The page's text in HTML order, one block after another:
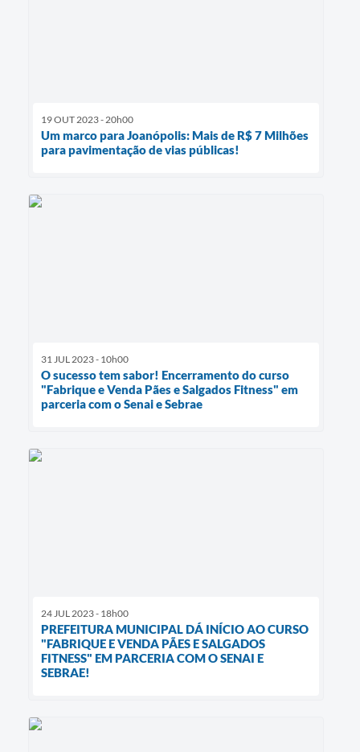
19 OUT 2023 - 20h00
Um marco para Joanópolis: Mais de R$ 7 Milhões
para pavimentação de vias públicas!
31 JUL 2023 - 10h00
O sucesso tem sabor! Encerramento do curso
"Fabrique e Venda Pães e Salgados Fitness" em
parceria com o Senai e Sebrae
24 JUL 2023 - 18h00
PREFEITURA MUNICIPAL DÁ INÍCIO AO CURSO
"FABRIQUE E VENDA PÃES E SALGADOS
FITNESS" EM PARCERIA COM O SENAI E
SEBRAE!